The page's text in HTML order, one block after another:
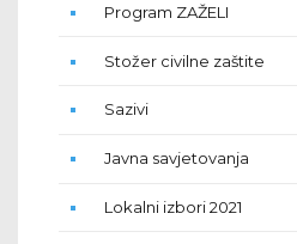
Program ZAŽELI
Stožer civilne zaštite
Sazivi
Javna savjetovanja
Lokalni izbori 2021